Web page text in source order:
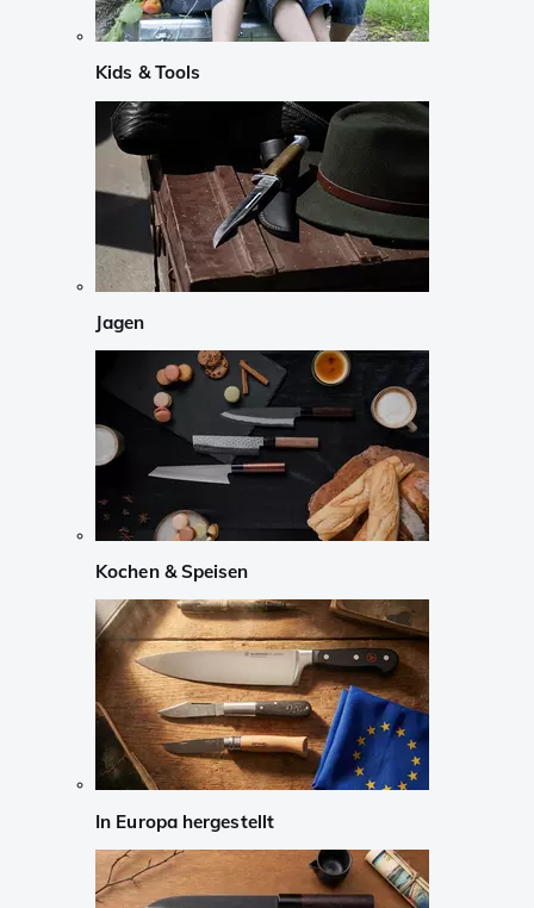
Kids & Tools
Jagen
Kochen & Speisen
In Europa hergestellt